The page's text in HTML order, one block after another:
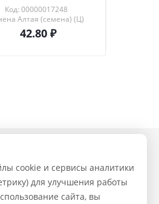
Код: 00000017248
Алтая (семена) (Ц)
42.80
ЗАКАЗАТЬ ЗВОНОК
cookie и сервисы аналитики
для улучшения работы
сайта, вы